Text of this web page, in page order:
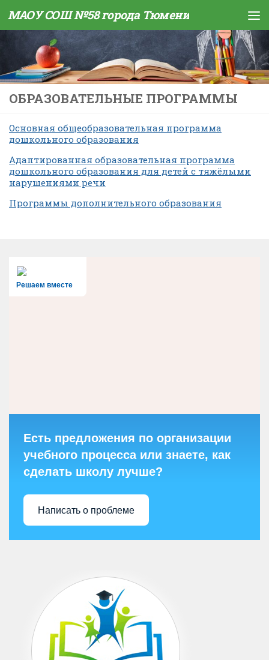
Skip to content
МАОУ СОШ №58 города Тюмени
ОБРАЗОВАТЕЛЬНЫЕ ПРОГРАММЫ
Основная общеобразовательная программа
дошкольного образования
Адаптированная образовательная программа
дошкольного образования для детей с тяжёлыми
нарушениями речи
Программы дополнительного образования
Решаем вместе
Есть предложения по организации
учебного процесса или знаете, как
сделать школу лучше?
Написать о проблеме